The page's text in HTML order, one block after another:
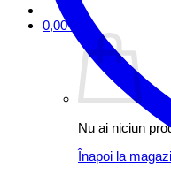
0,00
Nu ai niciun
Înapoi la